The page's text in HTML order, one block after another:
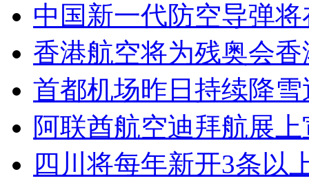
中国新一代防空导弹
香港航空将为残奥会
首都机场昨日持续降
阿联酋航空迪拜航展
四川将每年新开3条以